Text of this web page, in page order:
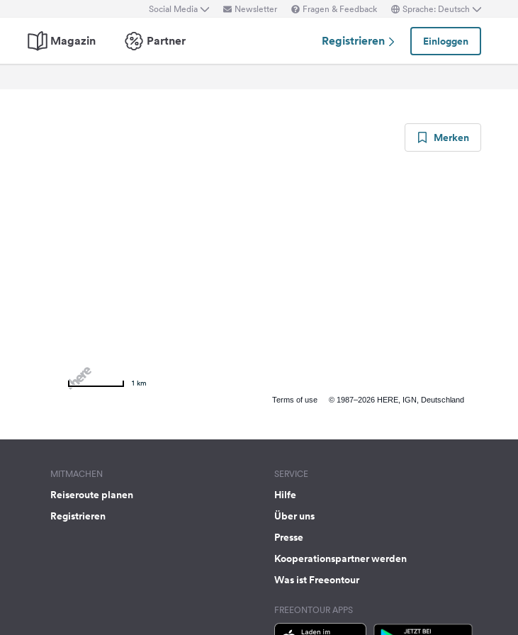
Social Media Newsletter Fragen & Feedback Sprache: Deutsch
Magazin Partner Registrieren Einloggen
Merken
Terms of use © 1987–2026 HERE, IGN, Deutschland
1 km
MITMACHEN
Reiseroute planen
Registrieren
SERVICE
Hilfe
Über uns
Presse
Kooperationspartner werden
Was ist Freeontour
FREEONTOUR APPS